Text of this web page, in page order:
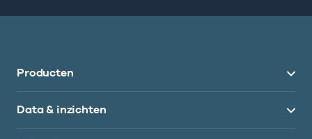
Producten
Data & inzichten